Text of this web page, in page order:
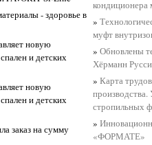
- здоровье в
новую
и детских
новую
и детских
заказ на сумму
кондиционера
»
муфт
»Обновлены
Хёрманн
»Карта
стропильных
»
«ФОРМАТЕ»